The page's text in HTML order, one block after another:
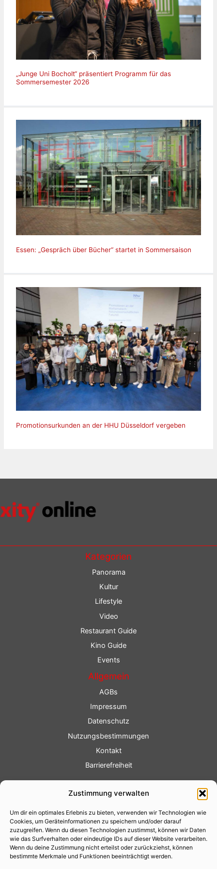
Zustimmung verwalten
Um dir ein optimales Erlebnis zu bieten, verwenden wir Technologien wie
Cookies, um Geräteinformationen zu speichern und/oder darauf
zuzugreifen. Wenn du diesen Technologien zustimmst, können wir Daten
wie das Surfverhalten oder eindeutige IDs auf dieser Website verarbeiten.
Wenn du deine Zustimmung nicht erteilst oder zurückziehst, können
bestimmte Merkmale und Funktionen beeinträchtigt werden.
„Junge Uni Bocholt“ präsentiert Programm für das
Sommersemester 2026
Essen: „Gespräch über Bücher“ startet in Sommersaison
Promotionsurkunden an der HHU Düsseldorf vergeben
Kategorien
Panorama
Kultur
Lifestyle
Video
Restaurant Guide
Kino Guide
Events
Allgemein
AGBs
Impressum
Datenschutz
Nutzungsbestimmungen
Kontakt
Barrierefreiheit
Fotoservice
Videoservice
Werbung
Contenterstellung
Lokalnachrichten